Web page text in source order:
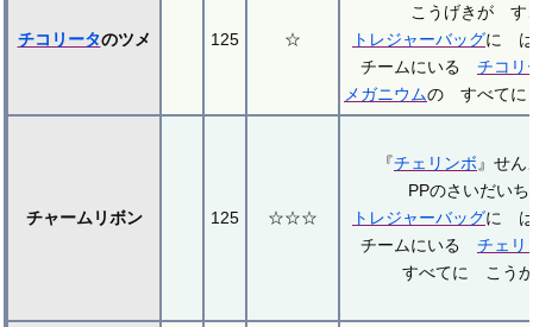
チコリータのツメ 125 ☆
こうげきが す
トレジャーバッグに は
チームにいる チコリ
メガニウムの すべてに
チャームリボン 125 ☆☆☆
『チェリンボ 』せ
PPのさいだい
トレジャーバッグに は
チームにいる チェリ
すべてに こう